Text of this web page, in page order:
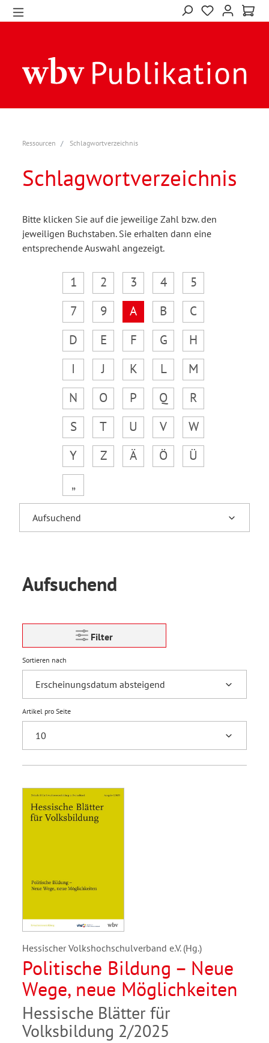
Ressourcen Schlagwortverzeichnis
Schlagwortverzeichnis
Bitte klicken Sie auf die jeweilige Zahl bzw. den
jeweiligen Buchstaben. Sie erhalten dann eine
entsprechende Auswahl angezeigt.
1 2 3 4
5
7
9 A B
C
D
E F G
H
I
J K L
M
N
O P Q
R
S
T U V
W
Y
Z Ä Ö
Ü
„
Aufsuchend
Filter
Sortieren nach
Artikel pro Seite
Hessischer Volkshochschulverband e.V. (Hg.)
Politische Bildung – Neue
Wege, neue Möglichkeiten
Hessische Blätter für
Volksbildung 2/2025